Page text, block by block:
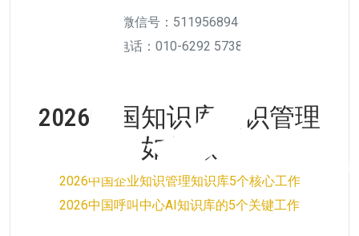
微信号：511956894
电话：010-6292 5738
2026中国知识库知识管理
如何做
2026中国企业知识管理知识库5个核心工作
2026中国呼叫中心AI知识库的5个关键工作